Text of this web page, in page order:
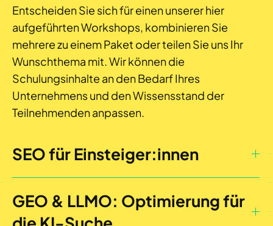
Entscheiden Sie sich für einen unserer hier
aufgeführten Workshops, kombinieren Sie
mehrere zu einem Paket oder teilen Sie uns Ihr
Wunschthema mit. Wir können die
Schulungsinhalte an den Bedarf Ihres
Unternehmens und den Wissensstand der
Teilnehmenden anpassen.
SEO für Einsteiger:innen
GEO & LLMO: Optimierung für